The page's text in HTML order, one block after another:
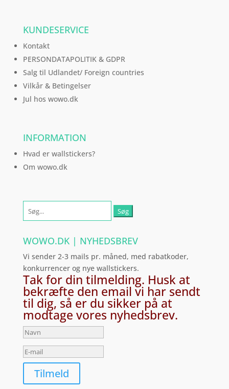
KUNDESERVICE
Kontakt
PERSONDATAPOLITIK & GDPR
Salg til Udlandet/ Foreign countries
Vilkår & Betingelser
Jul hos wowo.dk
INFORMATION
Hvad er wallstickers?
Om wowo.dk
efter:
WOWO.DK | NYHEDSBREV
Vi sender 2-3 mails pr. måned, med rabatkoder,
konkurrencer og nye wallstickers.
Tak for din tilmelding. Husk at
bekræfte den email vi har sendt
til dig, så er du sikker på at
modtage vores nyhedsbrev.
Tilmeld